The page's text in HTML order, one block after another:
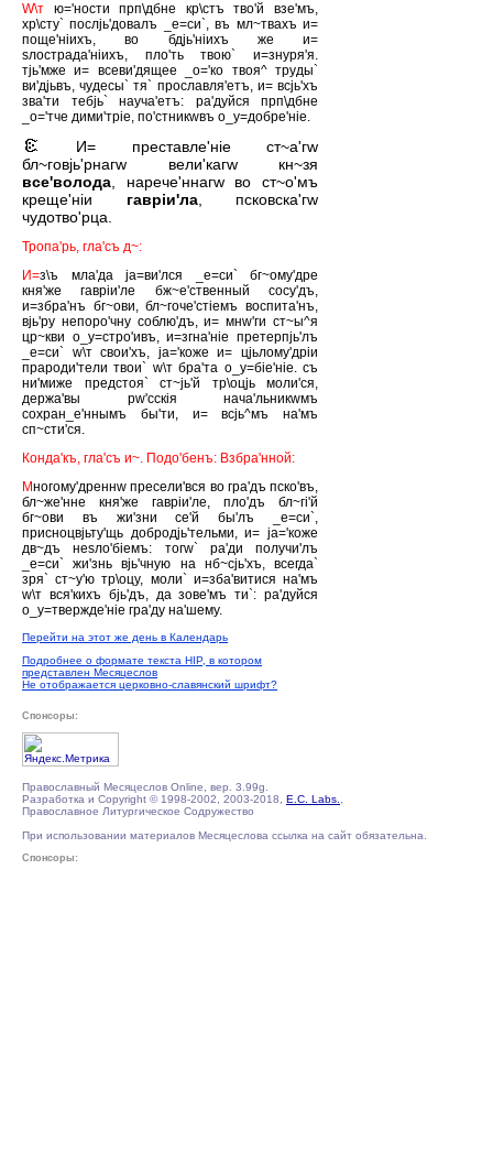
W\т ю='ности прп\дбне кр\стъ тво'й взе'мъ,
хр\сту` послjь'довалъ _е=си`, въ мл~твахъ и=
поще'нiихъ, во бдjь'нiихъ же и=
sлострада'нiихъ, пло'ть твою` и=знуря'я.
тjь'мже и= всеви'дящее _о='ко твоя^ труды`
ви'дjьвъ, чудесы` тя` прославля'етъ, и= всjь'хъ
зва'ти тебjь` науча'етъ: ра'дуйся прп\дбне
_о='тче дими'трiе, по'стникwвъ о_у=добре'нiе.
И= преставле'нiе ст~а'гw
бл~говjь'рнагw вели'кагw кн~зя
все'волода , нарече'ннагw во ст~о'мъ
креще'нiи гаврiи'ла, псковска'гw
чудотво'рца.
Тропа'рь, гла'съ д~:
И=з\ъ мла'да jа=ви'лся _е=си` бг~ому'дре
кня'же гаврiи'ле бж~е'ственный сосу'дъ,
и=збра'нъ бг~ови, бл~гоче'стiемъ воспита'нъ,
вjь'ру непоро'чну соблю'дъ, и= мнw'ги ст~ы^я
цр~кви о_у=стро'ивъ, и=згна'нiе претерпjь'лъ
_е=си` w\т свои'хъ, jа='коже и= цjьлому'дрiи
прароди'тели твои` w\т бра'та о_у=бiе'нiе. съ
ни'миже предстоя` ст~jь'й тр\оцjь моли'ся,
держа'вы рw'сскiя нача'льникwмъ
сохран_е'ннымъ бы'ти, и= всjь^мъ на'мъ
сп~сти'ся.
Конда'къ, гла'съ и~. Подо'бенъ: Взбра'нной:
Многому'дреннw пресели'вся во гра'дъ пско'въ,
бл~же'нне кня'же гаврiи'ле, пло'дъ бл~гi'й
бг~ови въ жи'зни се'й бы'лъ _е=си`,
присноцвjьту'щь добродjь'тельми, и= jа='коже
дв~дъ неsло'бiемъ: тогw` ра'ди получи'лъ
_е=си` жи'знь вjь'чную на нб~сjь'хъ, всегда`
зря` ст~у'ю тр\оцу, моли` и=зба'витися на'мъ
w\т вся'кихъ бjь'дъ, да зове'мъ ти`: ра'дуйся
о_у=твержде'нiе гра'ду на'шему.
Перейти на этот же день в Календарь
Подробнее о формате текста HIP, в котором
представлен Месяцеслов
Не отображается церковно-славянский шрифт?
Спонсоры:
Православный Месяцеслов Online, вер. 3.99g.
Разработка и Copyright © 1998-2002, 2003-2018, E.C. Labs.
Православное Литургическое Содружество
При использовании материалов Месяцеслова ссылка на сайт обязательна.
Спонсоры: